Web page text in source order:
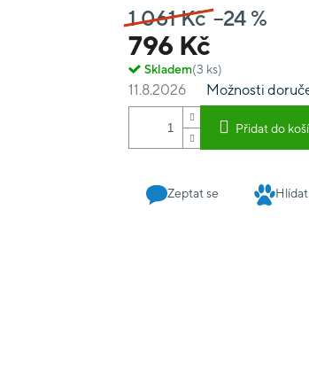
1 061 Kč –24 %
796 Kč
Skladem(3 ks)
11.8.2026 Možnosti
Přidat do
útoku, 30 dalších karet,
160 žetonů a ukazatelů, 2
Zeptat se Hlídat